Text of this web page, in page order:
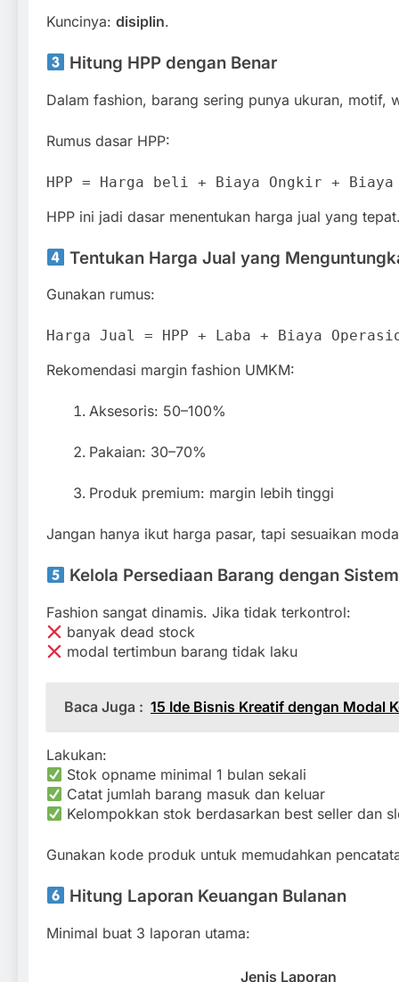
Kuncinya: disiplin.
Hitung HPP dengan Benar
Dalam fashion, barang sering punya ukuran,
Rumus dasar HPP:
HPP = Harga beli + Biaya Ongkir +
HPP ini jadi dasar menentukan harga jual yang
Tentukan Harga Jual yang
Gunakan rumus:
Harga Jual = HPP + Laba + Biaya
Rekomendasi margin fashion UMKM:
Aksesoris: 50–100%
Pakaian: 30–70%
Produk premium: margin lebih tinggi
Jangan hanya ikut harga pasar, tapi sesuaikan
Kelola Persediaan Barang dengan Sistem
Fashion sangat dinamis. Jika tidak terkontrol:
banyak dead stock
modal tertimbun barang tidak laku
Baca Juga : 15 Ide Bisnis Kreatif dengan Modal
Lakukan:
Stok opname minimal 1 bulan sekali
Catat jumlah barang masuk dan keluar
Kelompokkan stok berdasarkan best seller dan
Gunakan kode produk untuk memudahkan
Hitung Laporan Keuangan Bulanan
Minimal buat 3 laporan utama:
Jenis Laporan